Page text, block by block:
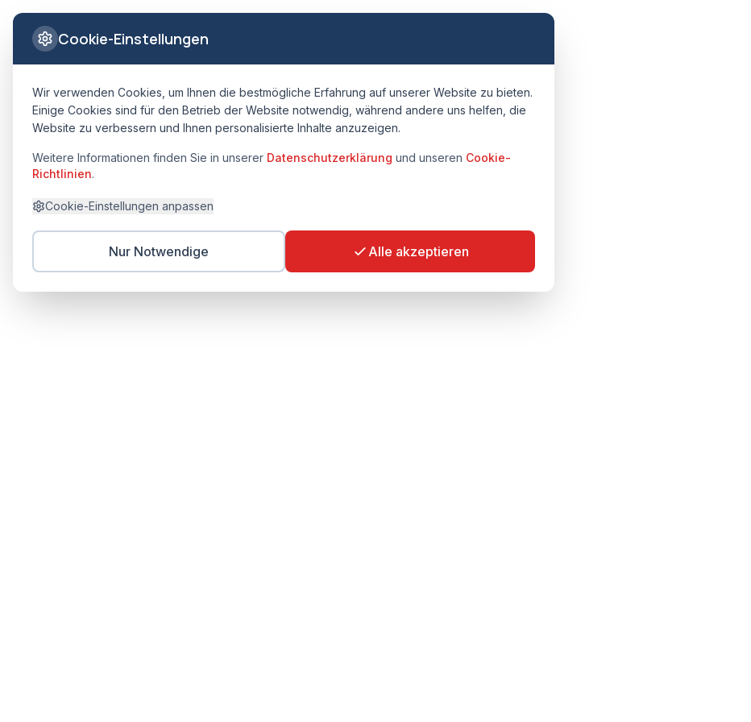
Cookie-Einstellungen
Wir verwenden Cookies, um Ihnen die bestmögliche Erfahrung auf unserer Website zu bieten.
Einige Cookies sind für den Betrieb der Website notwendig, während andere uns helfen, die
Website zu verbessern und Ihnen personalisierte Inhalte anzuzeigen.
Weitere Informationen finden Sie in unserer Datenschutzerklärung und unseren Cookie-
Richtlinien.
Cookie-Einstellungen anpassen
Nur Notwendige Alle akzeptieren